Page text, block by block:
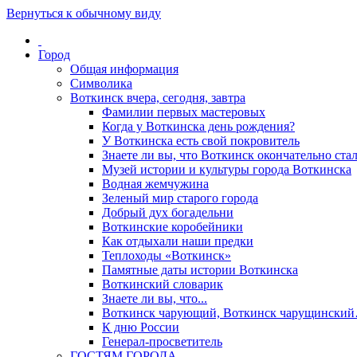
Вернуться к обычному виду
Город
Общая информация
Символика
Воткинск вчера, сегодня, завтра
Фамилии первых мастеровых
Когда у Воткинска день рождения?
У Воткинска есть свой покровитель
Знаете ли вы, что Воткинск окончательно
Музей истории и культуры города Воткинска
Водная жемчужина
Зеленый мир старого города
Добрый дух богадельни
Воткинские коробейники
Как отдыхали наши предки
Теплоходы «Воткинск»
Памятные даты истории Воткинска
Воткинский словарик
Знаете ли вы, что...
Воткинск чарующий, Воткинск
К дню России
Генерал-просветитель